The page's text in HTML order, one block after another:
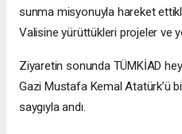
sunma misyonuyla hareket
Valisine yürüttükleri projeler ve
Ziyaretin sonunda TÜMKİAD
Gazi Mustafa Kemal Atatürk’ü
saygıyla andı.